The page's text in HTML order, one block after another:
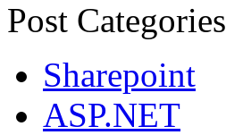
Post Categories
Sharepoint
ASP.NET